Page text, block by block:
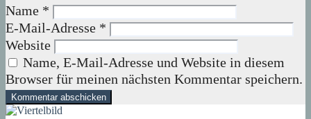
Name *
E-Mail-Adresse *
Website
Name, E-Mail-Adresse und Website in diesem
Browser für meinen nächsten Kommentar speichern.